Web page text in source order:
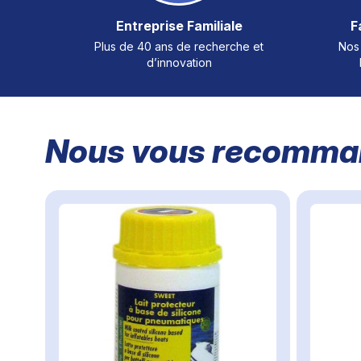
Entreprise Familiale
Plus de 40 ans de recherche et
d’innovation
Nous vous
Il est possible de naviguer entre les éléments du
Cliquer pour passer le carrousel